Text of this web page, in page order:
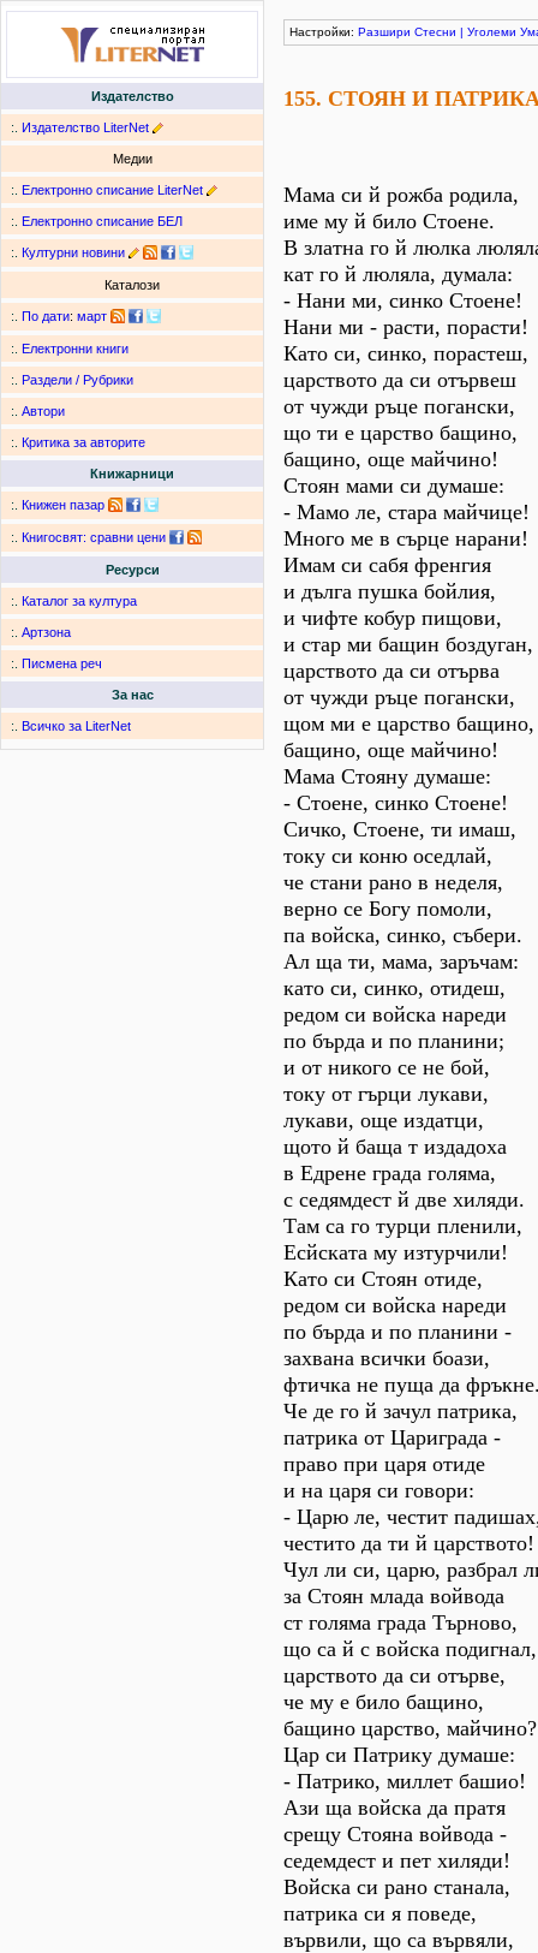
Издателство
:. Издателство LiterNet
Медии
:. Електронно списание LiterNet
:. Електронно списание БЕЛ
:. Културни новини
Каталози
:. По дати: март
:. Електронни книги
:. Раздели / Рубрики
:. Автори
:. Критика за авторите
Книжарници
:. Книжен пазар
:. Книгосвят: сравни цени
Ресурси
:. Каталог за култура
:. Артзона
:. Писмена реч
За нас
:. Всичко за LiterNet
Настройки: Разшири Стесни | Уголеми
155. СТОЯН И
Мама си й рожба родила,
име му й било Стоене.
В златна го й люлка
кат го й люляла, думала:
- Нани ми, синко Стоене!
Нани ми - расти, порасти!
Като си, синко, порастеш,
царството да си отървеш
от чужди ръце погански,
що ти е царство бащино,
бащино, още майчино!
Стоян мами си думаше:
- Мамо ле, стара майчице!
Много ме в сърце нарани!
Имам си сабя френгия
и дълга пушка бойлия,
и чифте кобур пищови,
и стар ми бащин боздуган,
царството да си отърва
от чужди ръце погански,
щом ми е царство
бащино, още майчино!
Мама Стояну думаше:
- Стоене, синко Стоене!
Сичко, Стоене, ти имаш,
току си коню оседлай,
че стани рано в неделя,
верно се Богу помоли,
па войска, синко, събери.
Ал ща ти, мама, заръчам:
като си, синко, отидеш,
редом си войска нареди
по бърда и по планини;
и от никого се не бой,
току от гърци лукави,
лукави, още издатци,
щото й баща т издадоха
в Едрене града голяма,
с седямдест й две хиляди.
Там са го турци пленили,
Есйската му изтурчили!
Като си Стоян отиде,
редом си войска нареди
по бърда и по планини -
захвана всички боази,
фтичка не пуща да
Че де го й зачул патрика,
патрика от Цариграда -
право при царя отиде
и на царя си говори:
- Царю ле, честит
честито да ти й царството!
Чул ли си, царю, разбрал
за Стоян млада войвода
ст голяма града Търново,
що са й с войска подигнал,
царството да си отърве,
че му е било бащино,
бащино царство, майчино?
Цар си Патрику думаше:
- Патрико, миллет башио!
Ази ща войска да пратя
срещу Стояна войвода -
седемдест и пет хиляди!
Войска си рано станала,
патрика си я поведе,
вървили, що са вървяли,